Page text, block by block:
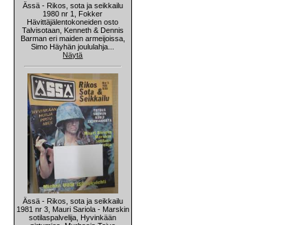
Ässä - Rikos, sota ja seikkailu
1980 nr 1, Fokker
Hävittäjälentokoneiden osto
Talvisotaan, Kenneth & Dennis
Barman eri maiden armeijoissa,
Simo Häyhän joululahja...
Näytä
Ässä - Rikos, sota ja seikkailu
1981 nr 3, Mauri Sariola - Marskin
sotilaspalvelija, Hyvinkään